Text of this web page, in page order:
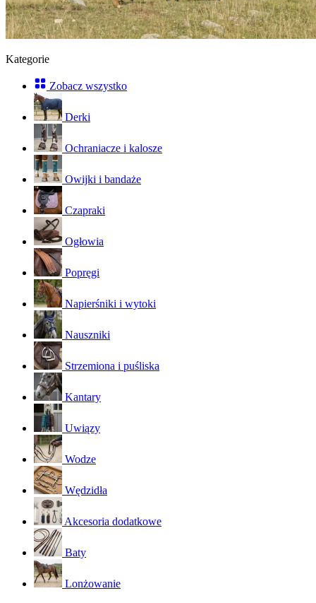
Kategorie
Zobacz wszystko
Derki
Ochraniacze i kalosze
Owijki i bandaże
Czapraki
Ogłowia
Popręgi
Napierśniki i wytoki
Nauszniki
Strzemiona i puśliska
Kantary
Uwiązy
Wodze
Wędzidła
Akcesoria dodatkowe
Baty
Lonżowanie